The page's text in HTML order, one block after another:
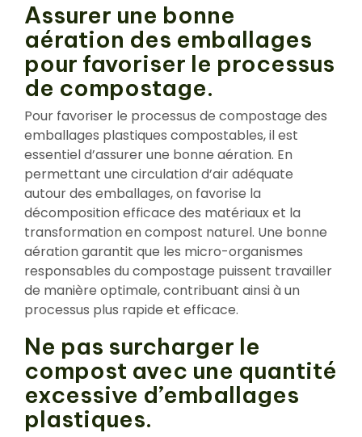
Assurer une bonne
aération des emballages
pour favoriser le processus
de compostage.
Pour favoriser le processus de compostage des
emballages plastiques compostables, il est
essentiel d’assurer une bonne aération. En
permettant une circulation d’air adéquate
autour des emballages, on favorise la
décomposition efficace des matériaux et la
transformation en compost naturel. Une bonne
aération garantit que les micro-organismes
responsables du compostage puissent travailler
de manière optimale, contribuant ainsi à un
processus plus rapide et efficace.
Ne pas surcharger le
compost avec une quantité
excessive d’emballages
plastiques.